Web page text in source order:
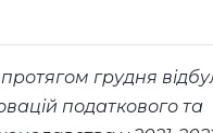
грудня
податкового та